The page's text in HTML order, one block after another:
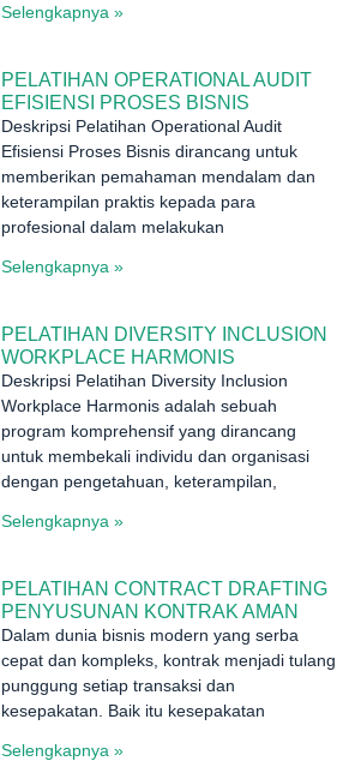
Selengkapnya »
PELATIHAN OPERATIONAL AUDIT
EFISIENSI PROSES BISNIS
Deskripsi Pelatihan Operational Audit
Efisiensi Proses Bisnis dirancang untuk
memberikan pemahaman mendalam dan
keterampilan praktis kepada para
profesional dalam melakukan
Selengkapnya »
PELATIHAN DIVERSITY INCLUSION
WORKPLACE HARMONIS
Deskripsi Pelatihan Diversity Inclusion
Workplace Harmonis adalah sebuah
program komprehensif yang dirancang
untuk membekali individu dan organisasi
dengan pengetahuan, keterampilan,
Selengkapnya »
PELATIHAN CONTRACT DRAFTING
PENYUSUNAN KONTRAK AMAN
Dalam dunia bisnis modern yang serba
cepat dan kompleks, kontrak menjadi tulang
punggung setiap transaksi dan
kesepakatan. Baik itu kesepakatan
Selengkapnya »